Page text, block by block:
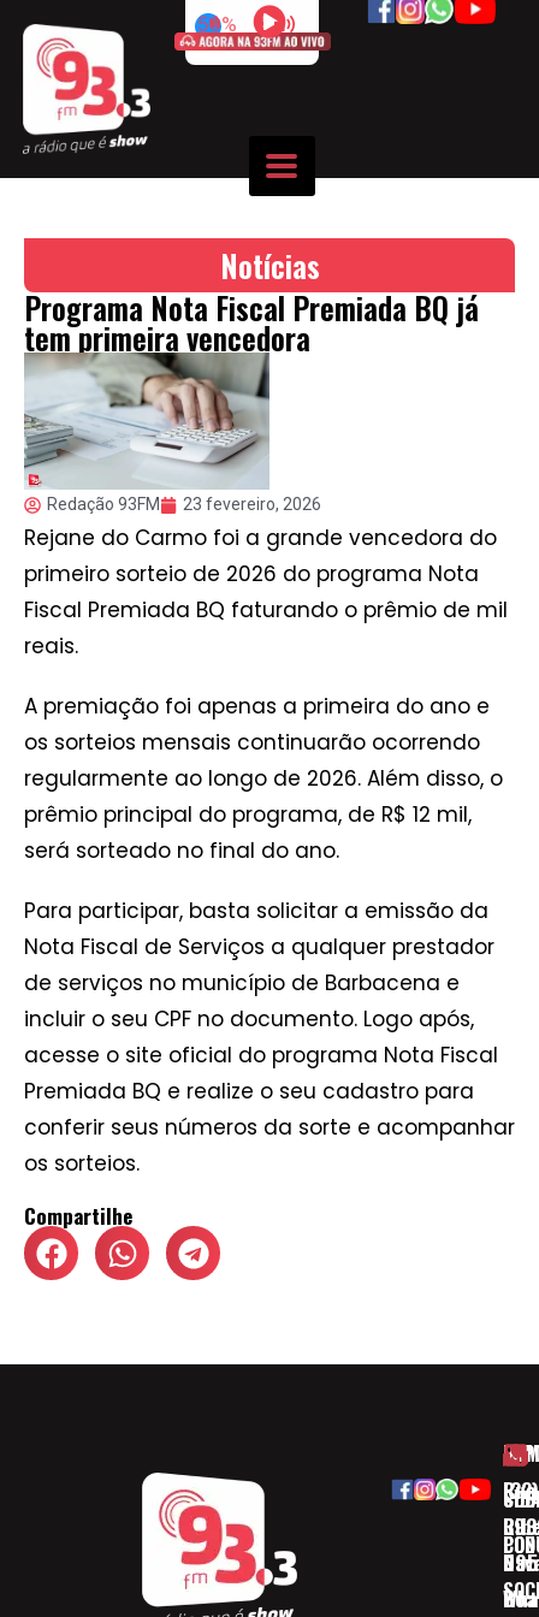
50%
Notícias
Programa Nota Fiscal Premiada BQ já
tem primeira vencedora
Redação 93FM 23 fevereiro, 2026
Rejane do Carmo foi a grande vencedora do
primeiro sorteio de 2026 do programa Nota
Fiscal Premiada BQ faturando o prêmio de mil
reais.
A premiação foi apenas a primeira do ano e
os sorteios mensais continuarão ocorrendo
regularmente ao longo de 2026. Além disso, o
prêmio principal do programa, de R$ 12 mil,
será sorteado no final do ano.
Para participar, basta solicitar a emissão da
Nota Fiscal de Serviços a qualquer prestador
de serviços no município de Barbacena e
incluir o seu CPF no documento. Logo após,
acesse o site oficial do programa Nota Fiscal
Premiada BQ e realize o seu cadastro para
conferir seus números da sorte e acompanhar
os sorteios.
Compartilhe
(32)